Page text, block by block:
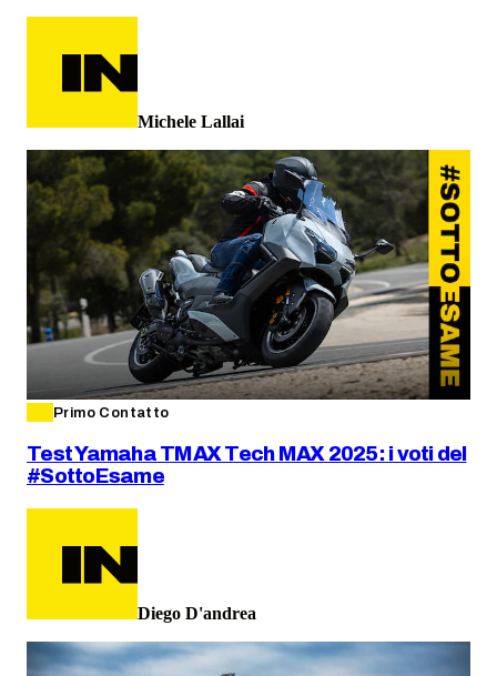
Michele Lallai
Primo Contatto
Test Yamaha TMAX Tech MAX 2025: i voti del
#SottoEsame
Diego D'andrea